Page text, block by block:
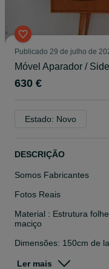
Publicado 29 de julho de
Móvel Aparador /
630 €
Estado: Novo
DESCRIÇÃO
Somos Fabricantes
Fotos Reais
Material : Estrutura
maciço
Dimensões: 150cm de
Ler mais